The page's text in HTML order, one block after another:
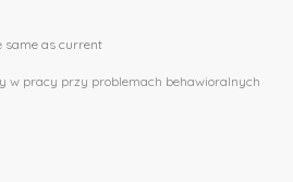
same as current
w pracy przy problemach behawioralnych